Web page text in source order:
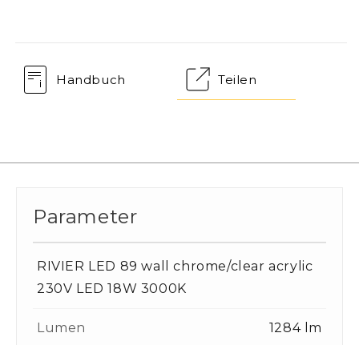
Handbuch Teilen
Parameter
RIVIER LED 89 wall chrome/clear acrylic
230V LED 18W 3000K
Lumen 1284 lm